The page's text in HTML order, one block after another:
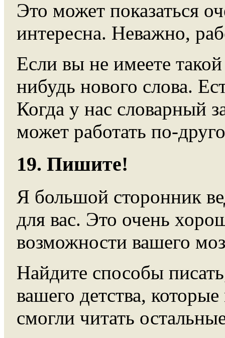
Это может показаться
интересна. Неважно,
Если вы не имеете
нибудь нового слова.
Когда у нас словарный
может работать по-
19. Пишите!
Я большой сторонник
для вас. Это очень
возможности вашего
Найдите способы
вашего детства,
смогли читать